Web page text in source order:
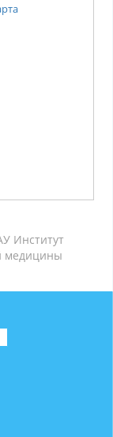
Институт
медицины